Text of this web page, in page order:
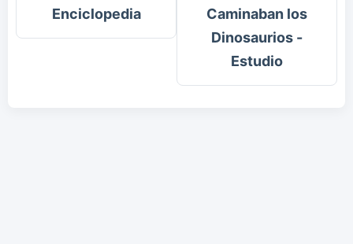
Enciclopedia
Caminaban los
Dinosaurios -
Estudio